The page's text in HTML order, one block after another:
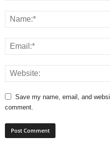
Save my name, email, and
comment.